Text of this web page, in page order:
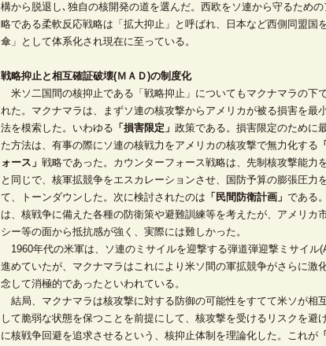
構から脱退し､独自の核開発の道を選んだ。西欧をソ連から守るため
略である柔軟反応戦略は「拡大抑止」と呼ばれ、日本など西側同盟国
傘」として体系化され現在に至っている。
戦略抑止と相互確証破壊(ＭＡＤ)の制度化
米ソ二国間の核抑止である「戦略抑止」についてもマクナマラの下
れた。マクナマラは、まずソ連の核攻撃からアメリカが被る損害を最
法を模索した。いわゆる 「損害限定」 政策である。損害限定のために
た方法は、有事の際にソ連の核戦力をアメリカの核攻撃で無力化する
ォース」 戦略であった。カウンターフォース戦略は、先制核攻撃能力
と同じで、核軍拡競争をエスカレーションさせ、国防予算の膨張圧力
て、トーンダウンした。次に検討されたのは 「民間防衛計画」 である
は、核戦争に備えた各種の防衛策や避難訓練等を考えたが、アメリカ
シー等の面から抵抗感が強く、実際には難しかった。
1960年代の米軍は、ソ連のミサイルを迎撃する弾道弾迎撃ミサイル
進めていたが、マクナマラはこれにより米ソ間の軍拡競争がさらに激
念して消極的であったといわれている。
結局、マクナマラは核攻撃に対する防御の可能性をすてて米ソが相
して脆弱な状態を保つことを前提にして、核攻撃を受けるリスクを避
に核戦争回避を追求させるという、核抑止体制を理論化した。これが